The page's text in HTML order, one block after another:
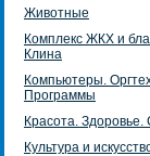
Животные
Комплекс ЖКХ и
Клина
Компьютеры.
Программы
Красота. Здоровье.
Культура и